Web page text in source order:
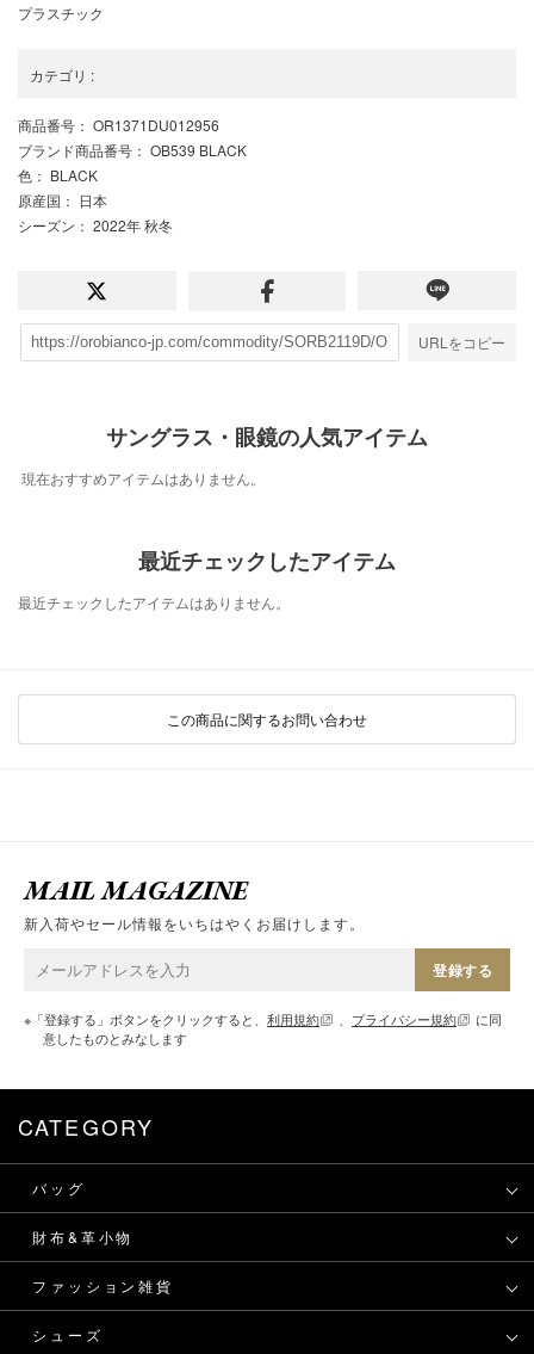
プラスチック
カテゴリ :
商品番号 ： OR1371DU012956
ブランド商品番号 ： OB539 BLACK
色 ： BLACK
原産国 ： 日本
シーズン ： 2022年 秋冬
URLをコピー
サングラス・眼鏡の人気アイテム
現在おすすめアイテムはありません。
最近チェックしたアイテム
最近チェックしたアイテムはありません。
この商品に関するお問い合わせ
MAIL MAGAZINE
新入荷やセール情報をいちはやくお届けします。
登録する
※「登録する」ボタンをクリックすると、 利用規約 、 プライバシー規約
に同
意したものとみなします
CATEGORY
バッグ
財布&革小物
ファッション雑貨
シューズ